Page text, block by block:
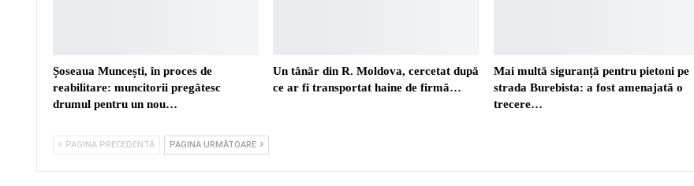
Șoseaua Muncești, în proces de
reabilitare: muncitorii pregătesc
drumul pentru un nou…
Un tânăr din R. Moldova, cercetat după
ce ar fi transportat haine de firmă…
Mai multă siguranță pentru pietoni pe
strada Burebista: a fost amenajată o
trecere…
PAGINA PRECEDENTĂ PAGINA URMĂTOARE